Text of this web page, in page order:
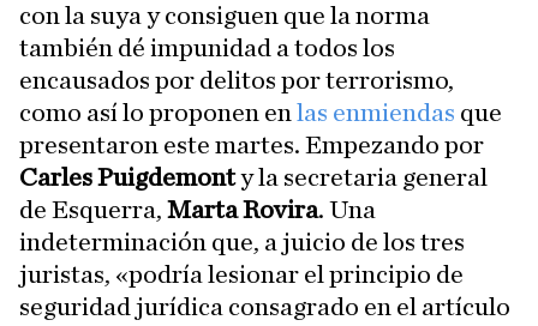
con la suya y consiguen que la norma
también dé impunidad a todos los
encausados por delitos por terrorismo,
como así lo proponen en las enmiendas que
presentaron este martes. Empezando por
Carles Puigdemonty la secretaria general
de Esquerra, Marta Rovira. Una
indeterminación que, a juicio de los tres
juristas, «podría lesionar el principio de
seguridad jurídica consagrado en el artículo